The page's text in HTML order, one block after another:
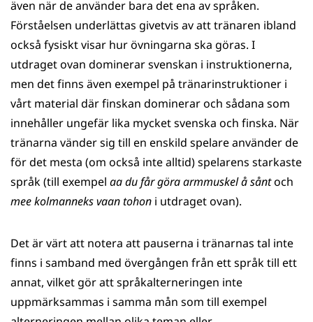
även när de använder bara det ena av språken.
Förståelsen underlättas givetvis av att tränaren ibland
också fysiskt visar hur övningarna ska göras. I
utdraget ovan dominerar svenskan i instruktionerna,
men det finns även exempel på tränarinstruktioner i
vårt material där finskan dominerar och sådana som
innehåller ungefär lika mycket svenska och finska. När
tränarna vänder sig till en enskild spelare använder de
för det mesta (om också inte alltid) spelarens starkaste
språk (till exempel aa du får göra armmuskel å såntoch
mee kolmanneks vaan tohon i utdraget ovan).
Det är värt att notera att pauserna i tränarnas tal inte
finns i samband med övergången från ett språk till ett
annat, vilket gör att språkalterneringen inte
uppmärksammas i samma mån som till exempel